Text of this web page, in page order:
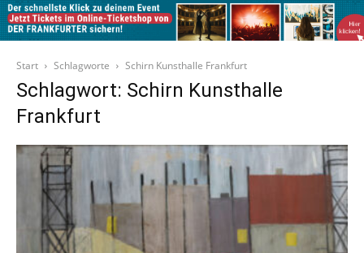
Start
Schlagworte Schirn Kunsthalle Frankfurt
Schlagwort: Schirn Kunsthalle
Frankfurt